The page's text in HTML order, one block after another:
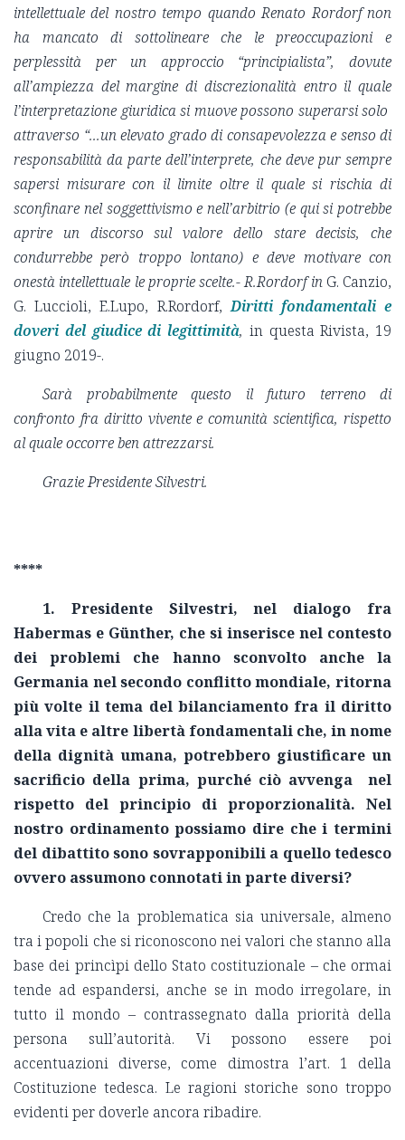
intellettuale del nostro tempo quando Renato Rordorf non
ha mancato di sottolineare che le preoccupazioni e
perplessità per un approccio “principialista”, dovute
all’ampiezza del margine di discrezionalità entro il quale
l’interpretazione giuridica si muove possono superarsi solo
attraverso “...un elevato grado di consapevolezza e senso di
responsabilità da parte dell’interprete, che deve pur sempre
sapersi misurare con il limite oltre il quale si rischia di
sconfinare nel soggettivismo e nell’arbitrio (e qui si potrebbe
aprire un discorso sul valore dello stare decisis, che
condurrebbe però troppo lontano) e deve motivare con
onestà intellettuale le proprie scelte.- R.Rordorf in G. Canzio,
G. Luccioli, E.Lupo, R.Rordorf,Diritti fondamentali e
doveri del giudice di legittimità, in questa Rivista, 19
giugno 2019-.
Sarà probabilmente questo il futuro terreno di
confronto fra diritto vivente e comunità scientifica, rispetto
al quale occorre ben attrezzarsi.
Grazie Presidente Silvestri.
****
1. Presidente Silvestri, nel dialogo fra
Habermas e Günther, che si inserisce nel contesto
dei problemi che hanno sconvolto anche la
Germania nel secondo conflitto mondiale, ritorna
più volte il tema del bilanciamento fra il diritto
alla vita e altre libertà fondamentali che, in nome
della dignità umana, potrebbero giustificare un
sacrificio della prima, purché ciò avvenga nel
rispetto del principio di proporzionalità. Nel
nostro ordinamento possiamo dire che i termini
del dibattito sono sovrapponibili a quello tedesco
ovvero assumono connotati in parte diversi?
Credo che la problematica sia universale, almeno
tra i popoli che si riconoscono nei valori che stanno alla
base dei princìpi dello Stato costituzionale – che ormai
tende ad espandersi, anche se in modo irregolare, in
tutto il mondo – contrassegnato dalla priorità della
persona sull’autorità. Vi possono essere poi
accentuazioni diverse, come dimostra l’art. 1 della
Costituzione tedesca. Le ragioni storiche sono troppo
evidenti per doverle ancora ribadire.